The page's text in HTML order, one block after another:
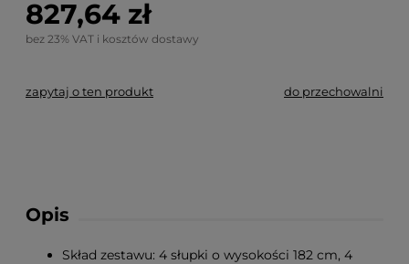
827,64 zł
bez 23% VAT i kosztów dostawy
zapytaj o ten produkt do przechowalni
Opis
Skład zestawu: 4 słupki o wysokości 182 cm, 4